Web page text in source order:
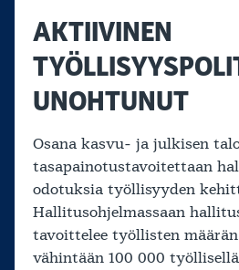
AKTIIVINEN
UNOHTUNUT
Osana kasvu- ja julkisen
tasapainotustavoitettaan
odotuksia työllisyyden
Hallitusohjelmassaan
tavoittelee työllisten
vähintään 100 000